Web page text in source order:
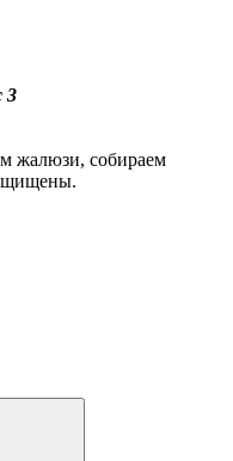
3
жалюзи, собираем